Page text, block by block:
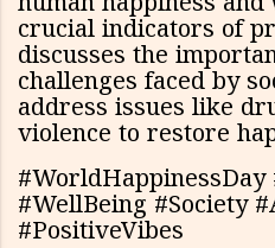
crucial indicators of
discusses the
challenges faced by
address issues like
violence to restore
#WorldHappinessDay
#WellBeing #Society
#PositiveVibes